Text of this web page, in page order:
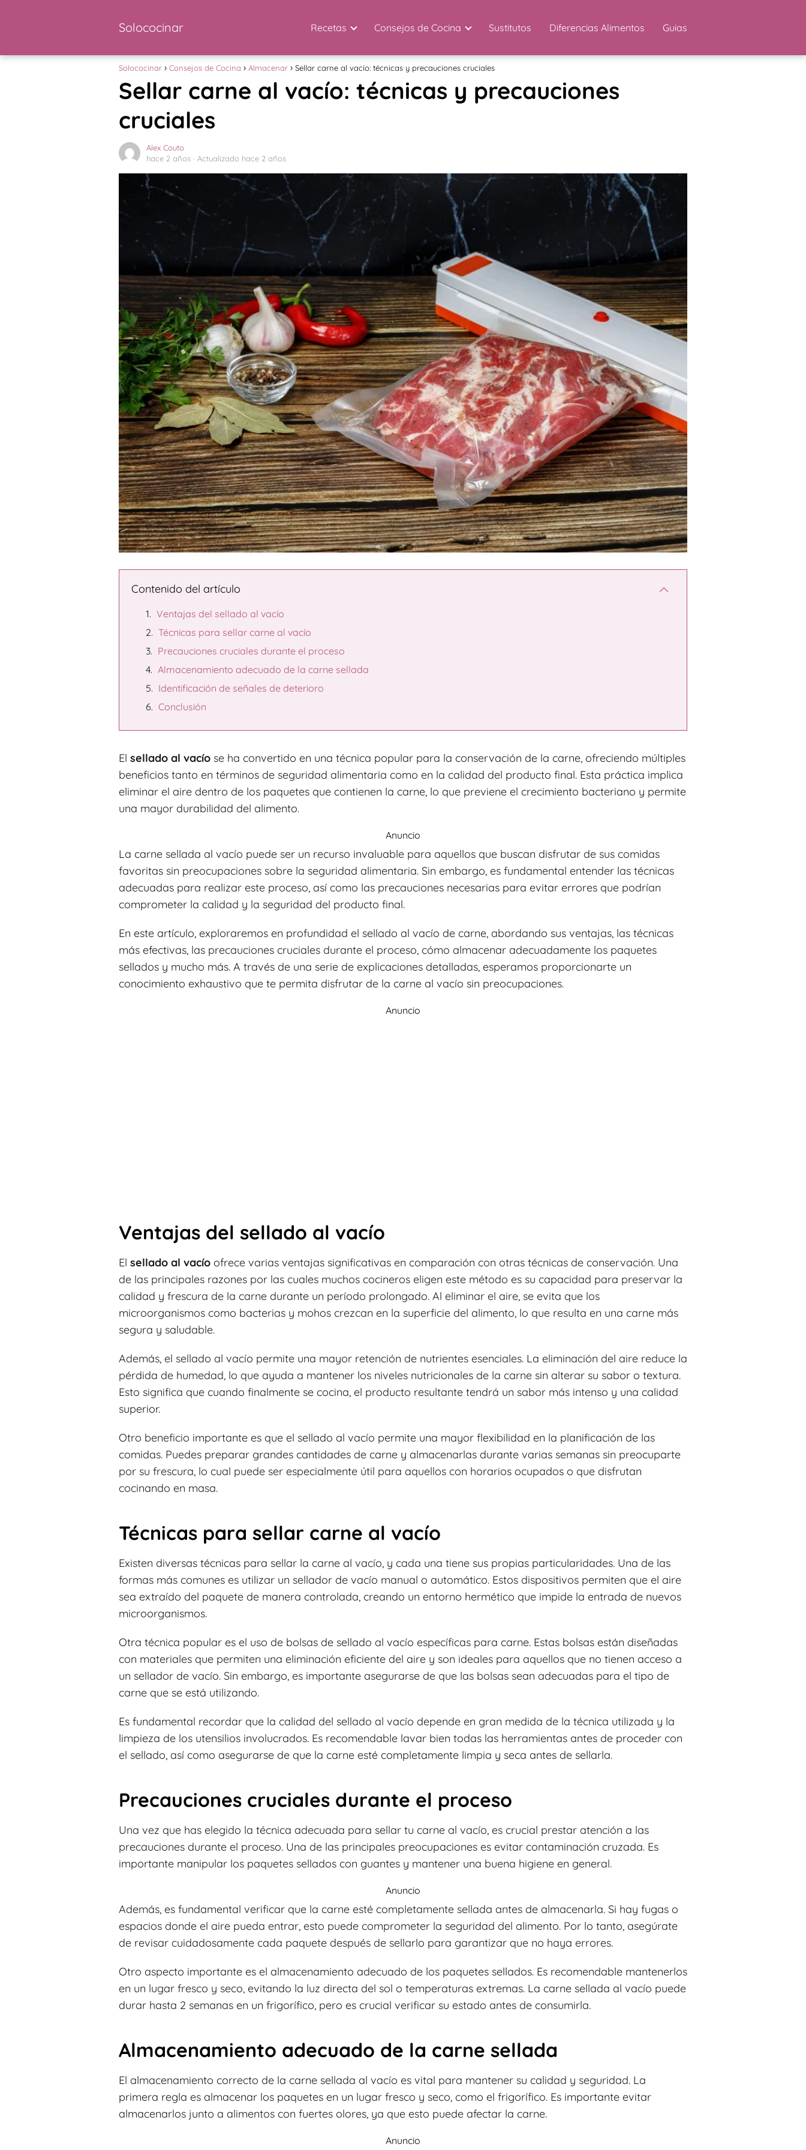
Solococinar Recetas Consejos de Cocina Sustitutos Diferencias Alimentos Guias
Solococinar Consejos de Cocina Almacenar Sellar carne al vacío: técnicas y precauciones cruciales
Sellar carne al vacío: técnicas y precauciones
cruciales
Alex Couto
hace 2 años · Actualizado hace 2 años
Contenido del artículo
Ventajas del sellado al vacío
Técnicas para sellar carne al vacío
Precauciones cruciales durante el proceso
Almacenamiento adecuado de la carne sellada
Identificación de señales de deterioro
Conclusión
El sellado al vacío se ha convertido en una técnica popular para la conservación de la carne, ofreciendo múltiples
beneficios tanto en términos de seguridad alimentaria como en la calidad del producto final. Esta práctica implica
eliminar el aire dentro de los paquetes que contienen la carne, lo que previene el crecimiento bacteriano y permite
una mayor durabilidad del alimento.
Anuncio
La carne sellada al vacío puede ser un recurso invaluable para aquellos que buscan disfrutar de sus comidas
favoritas sin preocupaciones sobre la seguridad alimentaria. Sin embargo, es fundamental entender las técnicas
adecuadas para realizar este proceso, así como las precauciones necesarias para evitar errores que podrían
comprometer la calidad y la seguridad del producto final.
En este artículo, exploraremos en profundidad el sellado al vacío de carne, abordando sus ventajas, las técnicas
más efectivas, las precauciones cruciales durante el proceso, cómo almacenar adecuadamente los paquetes
sellados y mucho más. A través de una serie de explicaciones detalladas, esperamos proporcionarte un
conocimiento exhaustivo que te permita disfrutar de la carne al vacío sin preocupaciones.
Anuncio
Ventajas del sellado al vacío
El sellado al vacío ofrece varias ventajas significativas en comparación con otras técnicas de conservación. Una
de las principales razones por las cuales muchos cocineros eligen este método es su capacidad para preservar la
calidad y frescura de la carne durante un período prolongado. Al eliminar el aire, se evita que los
microorganismos como bacterias y mohos crezcan en la superficie del alimento, lo que resulta en una carne más
segura y saludable.
Además, el sellado al vacío permite una mayor retención de nutrientes esenciales. La eliminación del aire reduce la
pérdida de humedad, lo que ayuda a mantener los niveles nutricionales de la carne sin alterar su sabor o textura.
Esto significa que cuando finalmente se cocina, el producto resultante tendrá un sabor más intenso y una calidad
superior.
Otro beneficio importante es que el sellado al vacío permite una mayor flexibilidad en la planificación de las
comidas. Puedes preparar grandes cantidades de carne y almacenarlas durante varias semanas sin preocuparte
por su frescura, lo cual puede ser especialmente útil para aquellos con horarios ocupados o que disfrutan
cocinando en masa.
Técnicas para sellar carne al vacío
Existen diversas técnicas para sellar la carne al vacío, y cada una tiene sus propias particularidades. Una de las
formas más comunes es utilizar un sellador de vacío manual o automático. Estos dispositivos permiten que el aire
sea extraído del paquete de manera controlada, creando un entorno hermético que impide la entrada de nuevos
microorganismos.
Otra técnica popular es el uso de bolsas de sellado al vacío específicas para carne. Estas bolsas están diseñadas
con materiales que permiten una eliminación eficiente del aire y son ideales para aquellos que no tienen acceso a
un sellador de vacío. Sin embargo, es importante asegurarse de que las bolsas sean adecuadas para el tipo de
carne que se está utilizando.
Es fundamental recordar que la calidad del sellado al vacío depende en gran medida de la técnica utilizada y la
limpieza de los utensilios involucrados. Es recomendable lavar bien todas las herramientas antes de proceder con
el sellado, así como asegurarse de que la carne esté completamente limpia y seca antes de sellarla.
Precauciones cruciales durante el proceso
Una vez que has elegido la técnica adecuada para sellar tu carne al vacío, es crucial prestar atención a las
precauciones durante el proceso. Una de las principales preocupaciones es evitar contaminación cruzada. Es
importante manipular los paquetes sellados con guantes y mantener una buena higiene en general.
Anuncio
Además, es fundamental verificar que la carne esté completamente sellada antes de almacenarla. Si hay fugas o
espacios donde el aire pueda entrar, esto puede comprometer la seguridad del alimento. Por lo tanto, asegúrate
de revisar cuidadosamente cada paquete después de sellarlo para garantizar que no haya errores.
Otro aspecto importante es el almacenamiento adecuado de los paquetes sellados. Es recomendable mantenerlos
en un lugar fresco y seco, evitando la luz directa del sol o temperaturas extremas. La carne sellada al vacío puede
durar hasta 2 semanas en un frigorífico, pero es crucial verificar su estado antes de consumirla.
Almacenamiento adecuado de la carne sellada
El almacenamiento correcto de la carne sellada al vacío es vital para mantener su calidad y seguridad. La
primera regla es almacenar los paquetes en un lugar fresco y seco, como el frigorífico. Es importante evitar
almacenarlos junto a alimentos con fuertes olores, ya que esto puede afectar la carne.
Anuncio